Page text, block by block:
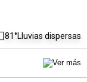
81°Lluvias dispersas